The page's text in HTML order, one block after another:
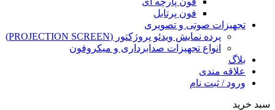
فون پرتابل
تجهیزات صوتی و تصویری
پرده نمایش ویدئو پروژکتور (PROJECTION SCREEN)
انواع تجهیزات صدابرداری و میکروفون
بلاگ
علاقه مندی
ورود / ثبت نام
سبد خرید